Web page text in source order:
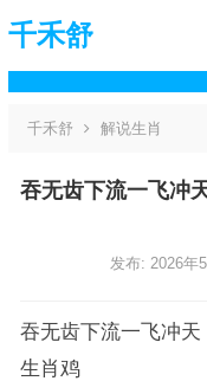
千禾舒
千禾舒 解说生肖
吞无齿下流一飞冲
发布: 2026年
吞无齿下流一飞冲
生肖鸡